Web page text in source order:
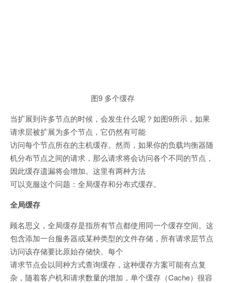
图9 多个缓存
当扩展到许多节点的时候，会发生什么呢？如图9所示，如果
请求层被扩展为多个节点，它仍然有可能
访问每个节点所在的主机缓存。然而，如果你的负载均衡器随
机分布节点之间的请求，那么请求将会访问各个不同的节点，
因此缓存遗漏将会增加。这里有两种方法
可以克服这个问题：全局缓存和分布式缓存。
全局缓存
顾名思义，全局缓存是指所有节点都使用同一个缓存空间。这
包含添加一台服务器或某种类型的文件存储，所有请求层节点
访问该存储要比原始存储快。每个
请求节点会以同种方式查询缓存，这种缓存方案可能有点复
杂，随着客户机和请求数量的增加，单个缓存（Cache）很容